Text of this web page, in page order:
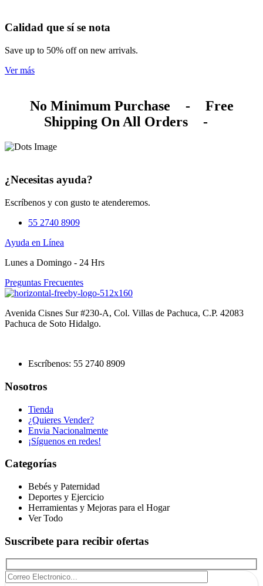
Calidad que sí se nota
Save up to 50% off on new arrivals.
Ver más
No Minimum Purchase -
Free
Shipping On All Orders
-
¿Necesitas ayuda?
Escríbenos y con gusto te atenderemos.
55 2740 8909
Ayuda en Línea
Lunes a Domingo - 24 Hrs
Preguntas Frecuentes
Avenida Cisnes Sur #230-A, Col. Villas de Pachuca, C.P. 42083
Pachuca de Soto Hidalgo.
Escríbenos: 55 2740 8909
Nosotros
Tienda
¿Quieres Vender?
Envia Nacionalmente
¡Síguenos en redes!
Categorías
Bebés y Paternidad
Deportes y Ejercicio
Herramientas y Mejoras para el Hogar
Ver Todo
Suscribete para recibir ofertas